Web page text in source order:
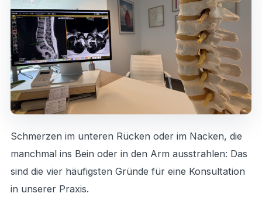
Schmerzen im unteren Rücken oder im Nacken, die
manchmal ins Bein oder in den Arm ausstrahlen: Das
sind die vier häufigsten Gründe für eine Konsultation
in unserer Praxis.